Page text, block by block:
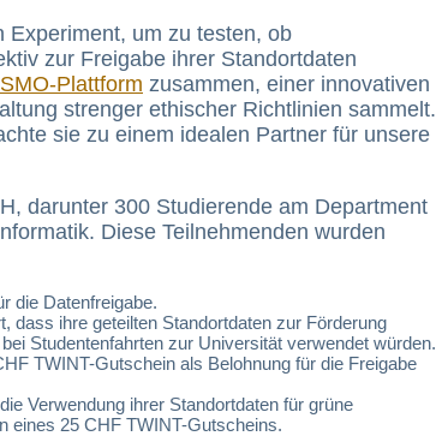
Experiment, um zu testen, ob
zur Freigabe ihrer Standortdaten
Plattform zusammen, einer innovativen
strenger ethischer Richtlinien sammelt.
sie zu einem idealen Partner für unsere
darunter 300 Studierende am Department
Diese Teilnehmenden wurden
die Datenfreigabe.
dass ihre geteilten Standortdaten zur Förderung
Studentenfahrten zur Universität verwendet würden.
TWINT-Gutschein als Belohnung für die Freigabe
Verwendung ihrer Standortdaten für grüne
eines 25 CHF TWINT-Gutscheins.